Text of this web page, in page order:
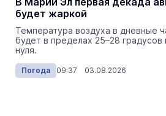
будет жаркой
Температура воздуха в дневные
будет в пределах 25–28
нуля.
Погода 09:37 03.08.2026